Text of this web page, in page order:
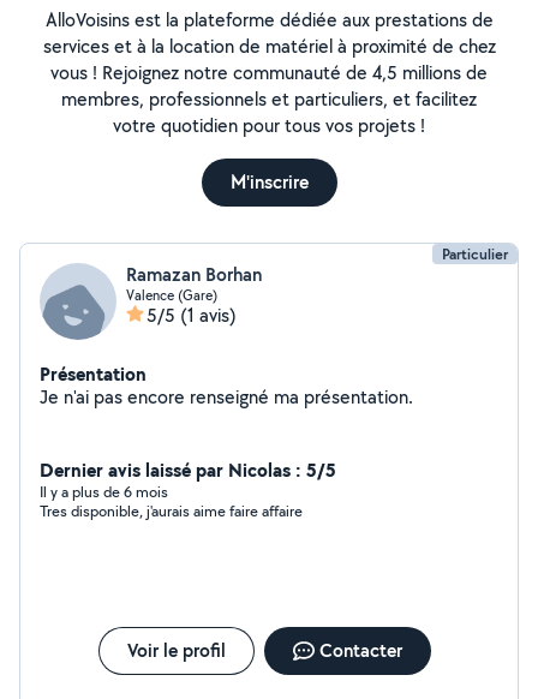
AlloVoisins est la plateforme dédiée aux prestations de
services et à la location de matériel à proximité de chez
vous ! Rejoignez notre communauté de 4,5 millions de
membres, professionnels et particuliers, et facilitez
votre quotidien pour tous vos projets !
M'inscrire
Particulier
Ramazan Borhan
Valence (Gare)
5/5 (1 avis)
Présentation
Je n'ai pas encore renseigné ma présentation.
Dernier avis laissé par Nicolas : 5/5
Il y a plus de 6 mois
Tres disponible, j'aurais aime faire affaire
Voir le profil Contacter